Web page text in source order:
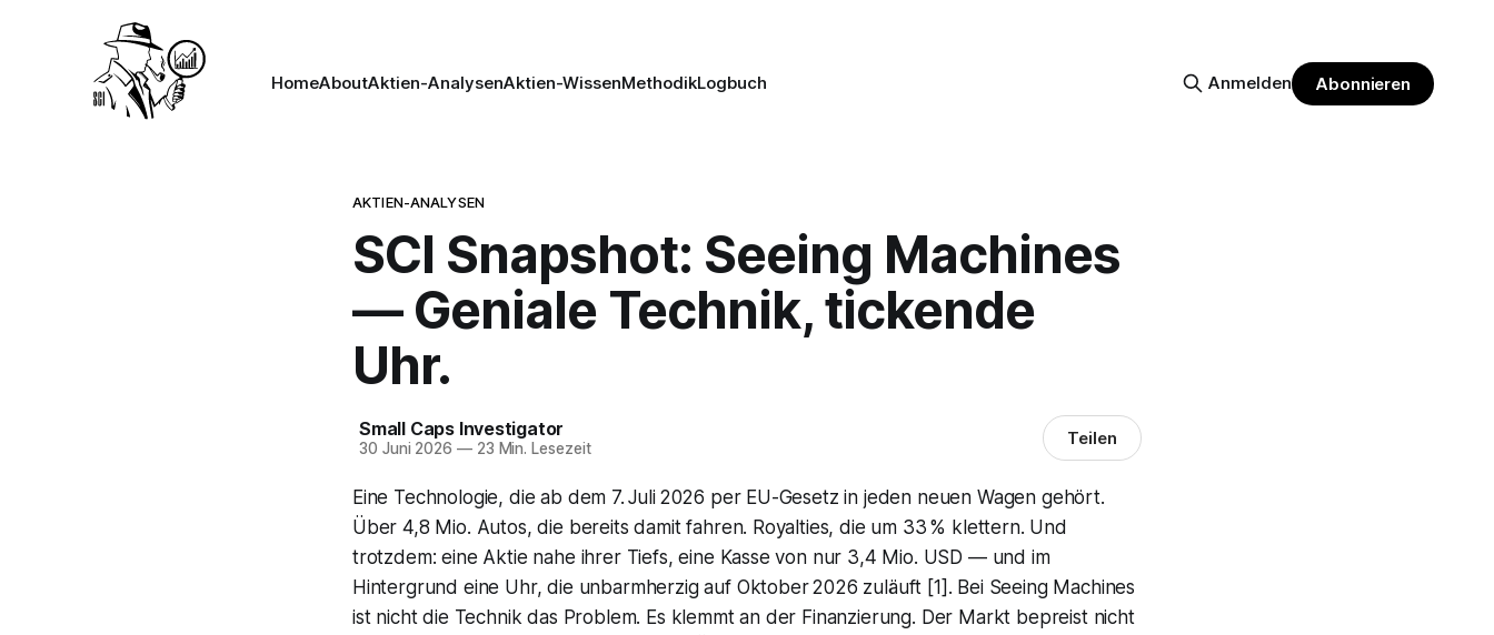
HomeAboutAktien-AnalysenAktien-WissenMethodikLogbuch Anmelden Abonnieren
AKTIEN-ANALYSEN
SCI Snapshot: Seeing Machines
— Geniale Technik, tickende
Uhr.
Small Caps Investigator
30 Juni 2026 —23 Min. Lesezeit Teilen
Eine Technologie, die ab dem 7. Juli 2026 per EU-Gesetz in jeden neuen Wagen gehört.
Über 4,8 Mio. Autos, die bereits damit fahren. Royalties, die um 33 % klettern. Und
trotzdem: eine Aktie nahe ihrer Tiefs, eine Kasse von nur 3,4 Mio. USD — und im
Hintergrund eine Uhr, die unbarmherzig auf Oktober 2026 zuläuft [1]. Bei Seeing Machines
ist nicht die Technik das Problem. Es klemmt an der Finanzierung. Der Markt bepreist nicht